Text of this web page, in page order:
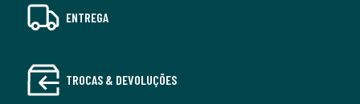
ENTREGA
TROCAS & DEVOLUÇÕES